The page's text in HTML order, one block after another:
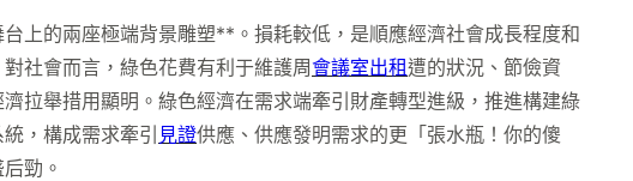
上的兩座極端背景雕塑**。損耗較低，是順應經濟社會成長程度和
社會而言，綠色花費有利于維護周會議室出租遭的狀況、節儉資
濟拉舉措用顯明。綠色經濟在需求端牽引財產轉型進級，推進構建綠
，構成需求牽引 見證供應、供應發明需求的更「張水瓶！你的傻
勁。